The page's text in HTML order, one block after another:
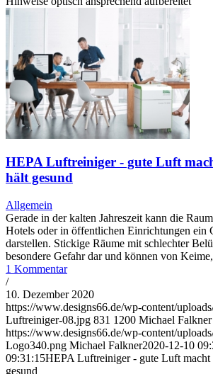
HEPA Luftreiniger - gute Luft
hält gesund
Allgemein
Gerade in der kalten Jahreszeit kann die
Hotels oder in öffentlichen Einrichtungen ein
darstellen. Stickige Räume mit schlechter
besondere Gefahr dar und können von
1 Kommentar
/
10. Dezember 2020
https://www.designs66.de/wp-content/
Luftreiniger-08.jpg 831 1200 Michael Falkner
https://www.designs66.de/wp-content/
Logo340.png Michael Falkner2020-12-10
09:31:15HEPA Luftreiniger - gute Luft
gesund